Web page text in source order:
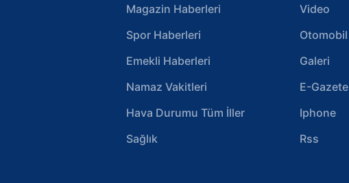
Magazin Haberleri
Spor Haberleri
Emekli Haberleri
Namaz Vakitleri
Hava Durumu Tüm İller
Sağlık
Video
Otomobil
Galeri
E-Gazete
Iphone
Rss